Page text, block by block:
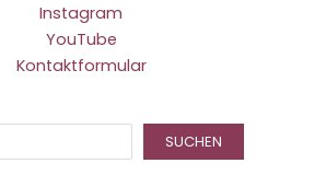
Instagram
YouTube
Kontaktformular
SUCHEN